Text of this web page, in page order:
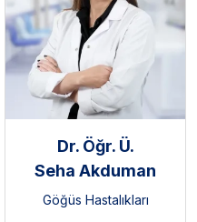
Dr. Öğr. Ü.
Seha Akduman
Göğüs Hastalıkları